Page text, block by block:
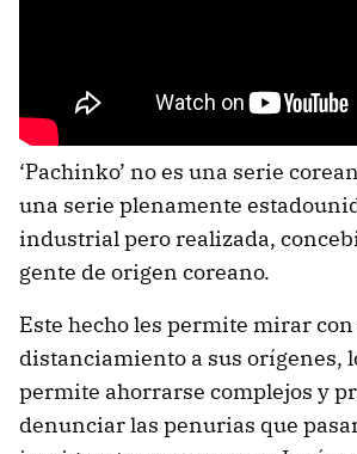
‘Pachinko’ no es una serie
una serie plenamente
industrial pero realizada,
gente de origen coreano.
Este hecho les permite mirar
distanciamiento a sus orígenes,
permite ahorrarse complejos y
denunciar las penurias que